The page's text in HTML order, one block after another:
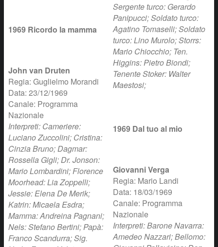
1969 Ricordo la mamma
John van Druten
Regia: Guglielmo Morandi
Data: 23/12/1969
Canale: Programma
Nazionale
Interpreti: Cameriere:
Luciano Zuccolini; Cristina:
Cinzia Bruno; Dagmar:
Rossella Gigli; Dr. Jonson:
Mario Lombardini; Florence
Moorhead: Lia Zoppelli;
Jessie: Elena De Merik;
Katrin: Micaela Esdra;
Mamma: Andreina Pagnani;
Nels: Stefano Bertini; Papà:
Franco Scandurra; Sig.
Sergente turco: Gerardo
Panipucci; Soldato turco:
Agatino Tomaselli; Soldato
turco: Lino Murolo; Storrs:
Mario Chiocchio; Ten.
Higgins: Pietro Biondi;
Tenente Stoker: Walter
Maestosi;
1969 Dal tuo al mio
Giovanni Verga
Regia: Mario Landi
Data: 18/03/1969
Canale: Programma
Nazionale
Interpreti: Barone Navarra:
Amedeo Nazzari; Bellomo: